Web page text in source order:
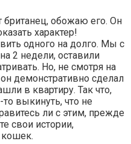
британец, обожаю его. Он
характер!
одного на долго. Мы с
2 недели, оставили
Но, не смотря на
демонстративно сделал
в квартиру. Так что,
выкинуть, что не
ли с этим, прежде
свои истории,